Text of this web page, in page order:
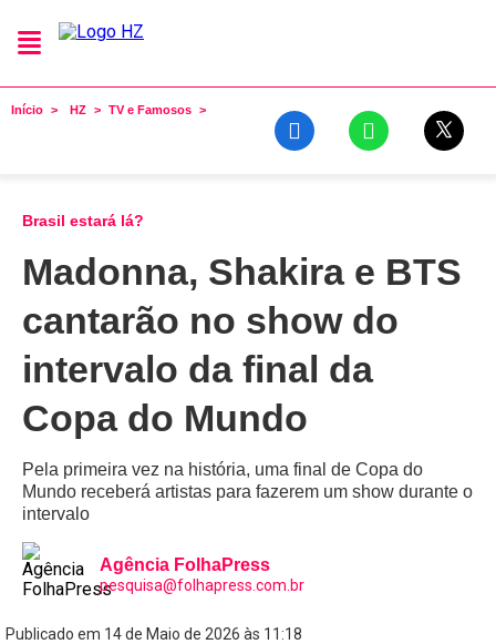
Início HZ TV e Famosos
Brasil estará lá?
Madonna, Shakira e BTS
cantarão no show do
intervalo da final da
Copa do Mundo
Pela primeira vez na história, uma final de Copa do
Mundo receberá artistas para fazerem um show durante o
intervalo
Agência FolhaPress
pesquisa@folhapress.com.br
Publicado em 14 de Maio de 2026 às 11:18